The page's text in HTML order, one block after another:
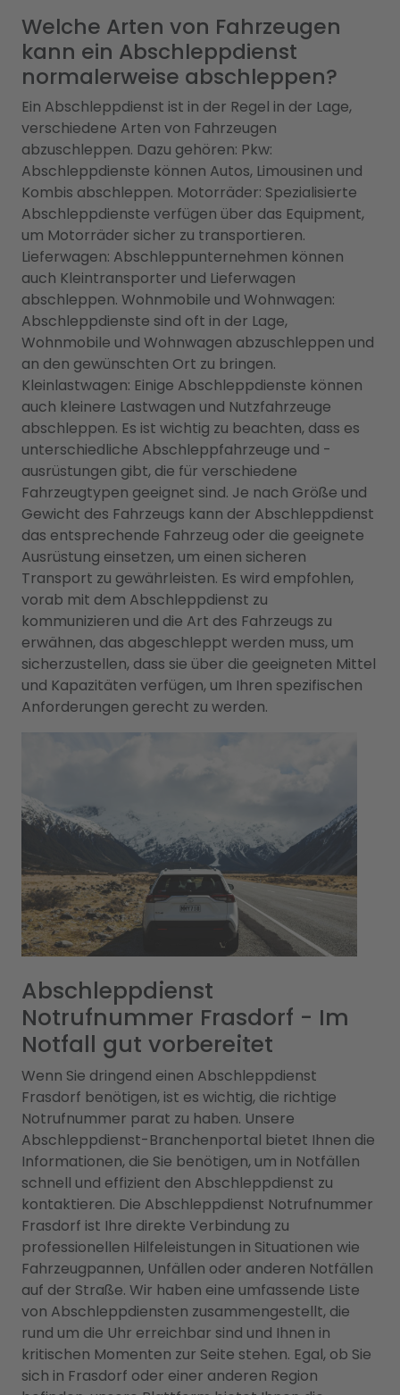
Welche Arten von Fahrzeugen
kann ein Abschleppdienst
normalerweise abschleppen?
Ein Abschleppdienst ist in der Regel in der Lage,
verschiedene Arten von Fahrzeugen
abzuschleppen. Dazu gehören: Pkw:
Abschleppdienste können Autos, Limousinen und
Kombis abschleppen. Motorräder: Spezialisierte
Abschleppdienste verfügen über das Equipment,
um Motorräder sicher zu transportieren.
Lieferwagen: Abschleppunternehmen können
auch Kleintransporter und Lieferwagen
abschleppen. Wohnmobile und Wohnwagen:
Abschleppdienste sind oft in der Lage,
Wohnmobile und Wohnwagen abzuschleppen und
an den gewünschten Ort zu bringen.
Kleinlastwagen: Einige Abschleppdienste können
auch kleinere Lastwagen und Nutzfahrzeuge
abschleppen. Es ist wichtig zu beachten, dass es
unterschiedliche Abschleppfahrzeuge und -
ausrüstungen gibt, die für verschiedene
Fahrzeugtypen geeignet sind. Je nach Größe und
Gewicht des Fahrzeugs kann der Abschleppdienst
das entsprechende Fahrzeug oder die geeignete
Ausrüstung einsetzen, um einen sicheren
Transport zu gewährleisten. Es wird empfohlen,
vorab mit dem Abschleppdienst zu
kommunizieren und die Art des Fahrzeugs zu
erwähnen, das abgeschleppt werden muss, um
sicherzustellen, dass sie über die geeigneten Mittel
und Kapazitäten verfügen, um Ihren spezifischen
Anforderungen gerecht zu werden.
Abschleppdienst
Notrufnummer Frasdorf - Im
Notfall gut vorbereitet
Wenn Sie dringend einen Abschleppdienst
Frasdorf benötigen, ist es wichtig, die richtige
Notrufnummer parat zu haben. Unsere
Abschleppdienst-Branchenportal bietet Ihnen die
Informationen, die Sie benötigen, um in Notfällen
schnell und effizient den Abschleppdienst zu
kontaktieren. Die Abschleppdienst Notrufnummer
Frasdorf ist Ihre direkte Verbindung zu
professionellen Hilfeleistungen in Situationen wie
Fahrzeugpannen, Unfällen oder anderen Notfällen
auf der Straße. Wir haben eine umfassende Liste
von Abschleppdiensten zusammengestellt, die
rund um die Uhr erreichbar sind und Ihnen in
kritischen Momenten zur Seite stehen. Egal, ob Sie
sich in Frasdorf oder einer anderen Region